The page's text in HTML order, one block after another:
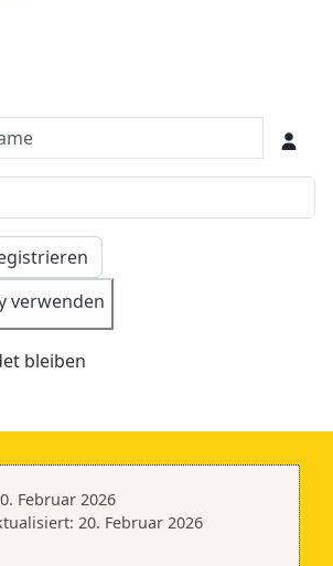
verwenden
bleiben
Februar 2026
20. Februar 2026